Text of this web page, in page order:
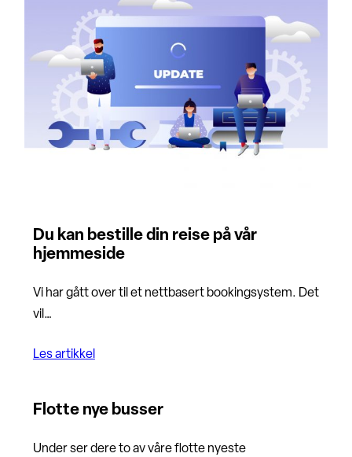
Du kan bestille din reise på vår
hjemmeside
Vi har gått over til et nettbasert bookingsystem. Det
vil…
Les artikkel
Flotte nye busser
Under ser dere to av våre flotte nyeste